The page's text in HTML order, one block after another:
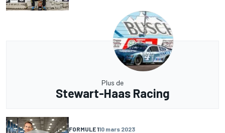
Plus de
Stewart-Haas Racing
FORMULE 110 mars 2023